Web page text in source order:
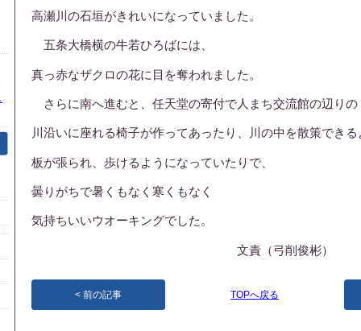
高瀬川の石垣がきれいになっていました。
五条大橋横の牛若ひろばには、
真っ赤なザクロの花に目を奪われました。
さらに南へ進むと、任天堂の寄付で人まち交流館の辺りの
川沿いに座れる椅子が作ってあったり、川の中を散策できる
板が張られ、歩けるようになっていたりで、
曇りがちで暑くもなく寒くもなく
気持ちいいウオーキングでした。
文責（弓削俊彬）
前の記事 TOPへ戻る